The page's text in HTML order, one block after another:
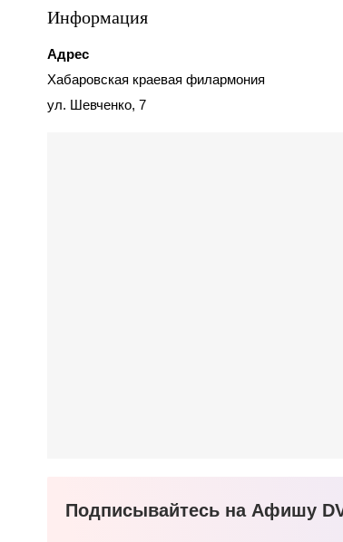
Информация
Адрес
Хабаровская краевая филармония
ул. Шевченко, 7
Подписывайтесь на Афишу